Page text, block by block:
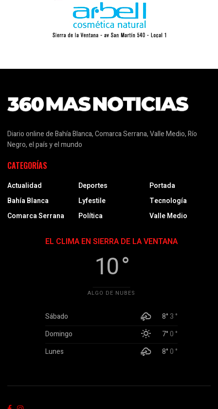
Diario online de Bahía Blanca, Comarca Serrana, Valle Medio, Río
Negro, el país y el mundo
CATEGORÍAS
Actualidad
Bahía Blanca
Comarca Serrana
Deportes
Lyfestile
Política
Portada
Tecnología
Valle Medio
EL CLIMA EN SIERRA DE LA VENTANA
10 °
ALGO DE NUBES
Sábado 8° 3 °
Domingo
7°0 °
Lunes
8°0 °